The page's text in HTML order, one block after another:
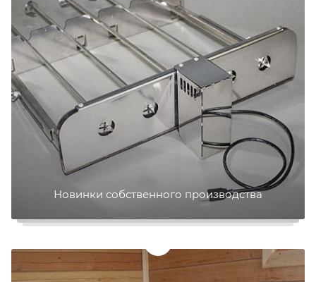
Новинки собственного производства